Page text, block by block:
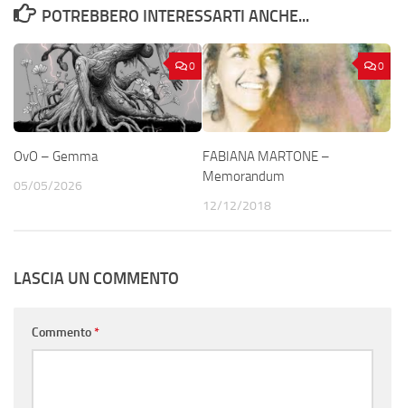
POTREBBERO INTERESSARTI ANCHE...
0
OvO – Gemma
05/05/2026
0
FABIANA MARTONE –
Memorandum
12/12/2018
LASCIA UN COMMENTO
Commento*